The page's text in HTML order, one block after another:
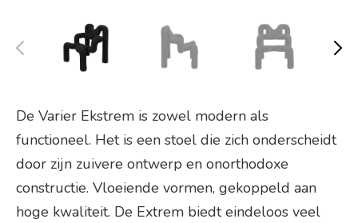
De Varier Ekstrem is zowel modern als
functioneel. Het is een stoel die zich onderscheidt
door zijn zuivere ontwerp en onorthodoxe
constructie. Vloeiende vormen, gekoppeld aan
hoge kwaliteit. De Extrem biedt eindeloos veel